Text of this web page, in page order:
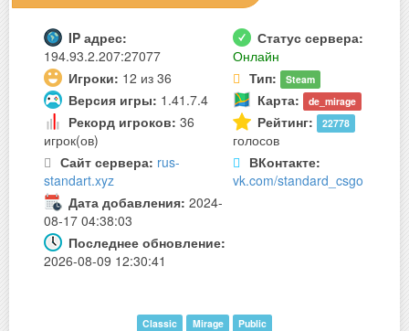
IP адрес:
194.93.2.207:27077
Статус сервера:
Онлайн
Игроки: 12 из 36 Тип: Steam
Версия игры: 1.41.7.4 Карта: de_mirage
Рекорд игроков: 36
игрок(ов)
Рейтинг: 22778
голосов
Сайт сервера: rus-
standart.xyz
ВКонтакте:
vk.com/standard_csgo
Дата добавления: 2024-
08-17 04:38:03
Последнее обновление:
2026-08-09 12:30:41
Classic Mirage Public